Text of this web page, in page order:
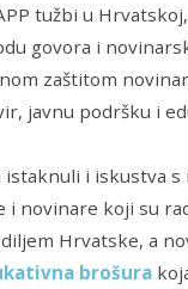
tužbi u
govora i
zaštitom
javnu podršku i
i iskustva s
i novinare koji su
Hrvatske, a
brošura